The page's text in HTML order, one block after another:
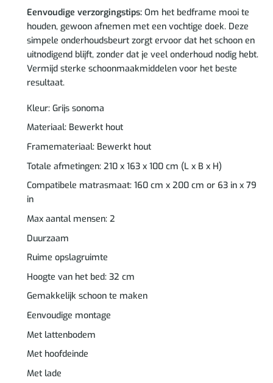
Eenvoudige verzorgingstips:Om het bedframe mooi te
houden, gewoon afnemen met een vochtige doek. Deze
simpele onderhoudsbeurt zorgt ervoor dat het schoon en
uitnodigend blijft, zonder dat je veel onderhoud nodig hebt.
Vermijd sterke schoonmaakmiddelen voor het beste
resultaat.
Kleur: Grijs sonoma
Materiaal: Bewerkt hout
Framemateriaal: Bewerkt hout
Totale afmetingen: 210 x 163 x 100 cm (L x B x H)
Compatibele matrasmaat: 160 cm x 200 cm or 63 in x 79
in
Max aantal mensen: 2
Duurzaam
Ruime opslagruimte
Hoogte van het bed: 32 cm
Gemakkelijk schoon te maken
Eenvoudige montage
Met lattenbodem
Met hoofdeinde
Met lade